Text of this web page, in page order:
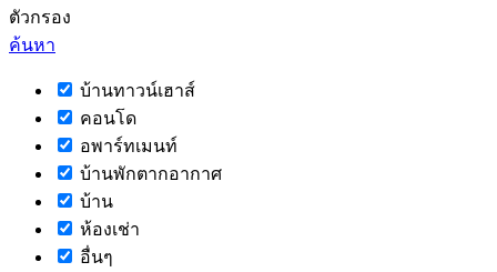
ตัวกรอง
ค้นหา
บ้านทาวน์เฮาส์
คอนโด
อพาร์ทเมนท์
บ้านพักตากอากาศ
บ้าน
ห้องเช่า
อื่นๆ